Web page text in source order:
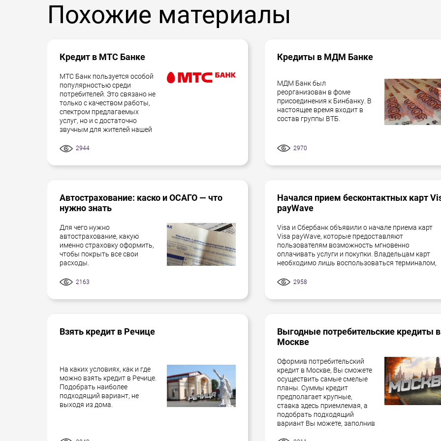
Похожие материалы
Кредит в МТС Банке
МТС Банк пользуется особой
популярностью среди
потребителей. Это связано не
только с качеством работы,
спектром предлагаемых
услуг, но и с достаточно
звучным для жителей нашей
2944
Кредиты в МДМ Банке
МДМ Банк был
реорганизован в фоме
присоединения к Бинбанку. В
настоящее время входит в
состав группы ВТБ.
2970
Автострахование: каско и ОСАГО — что
нужно знать
Для чего нужно
автострахование, какую
именно страховку оформить,
чтобы покрыть все свои
расходы.
2163
Начался прием бесконтактных карт
payWave
Visa и Сбербанк объявили о начале приема карт
Visa payWave, которые предоставляют
пользователям возможность мгновенно
оплачивать услуги и покупки. Владельцам карт
необходимо лишь воспользоваться терминалом,
2958
Взять кредит в Речице
На каких условиях, как и где
можно взять кредит в Речице.
Подобрать наиболее
подходящий вариант, не
выходя из дома.
Выгодные потребительские кредиты в
Москве
Оформив потребительский
кредит в Москве, Вы сможете
осуществить самые смелые
планы. Суммы кредит
предполагает крупные,
ставка здесь приемлемая, а
подобрать подходящий
вариант Вы можете, заполнив